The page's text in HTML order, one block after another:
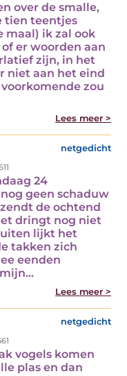
over de smalle,
tien teentjes
maal) ik zal ook
er woorden aan
zijn, in het
niet aan het eind
zou
Lees meer >
netgedicht
24
geen schaduw
de ochtend
dringt nog niet
lijkt het
takken zich
eenden
Lees meer >
netgedicht
vogels komen
plas en dan